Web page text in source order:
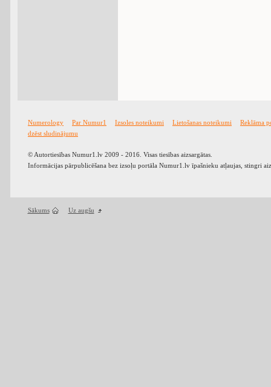
Numerology Par Numur1 Izsoles noteikumi Lietošanas noteikumi
Reklāma
dzēst sludinājumu
© Autortiesības Numur1.lv 2009 - 2016. Visas tiesības aizsargātas.
Informācijas pārpublicēšana bez izsoļu portāla Numur1.lv īpašnieku atļaujas, stingri
Sākums Uz augšu